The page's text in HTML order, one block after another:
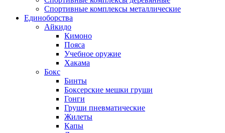
Спортивные комплексы металлические
Единоборства
Айкидо
Кимоно
Пояса
Учебное оружие
Хакама
Бокс
Бинты
Боксерские мешки груши
Гонги
Груши пневматические
Жилеты
Капы